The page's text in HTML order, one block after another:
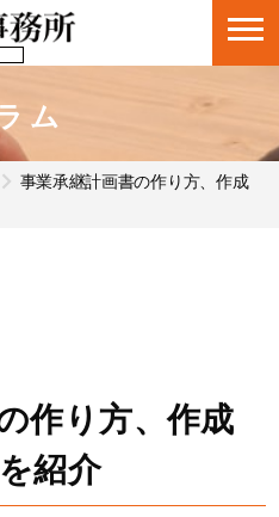
ム
事業承継計画書の作り方、作成
作り方、作成
紹介